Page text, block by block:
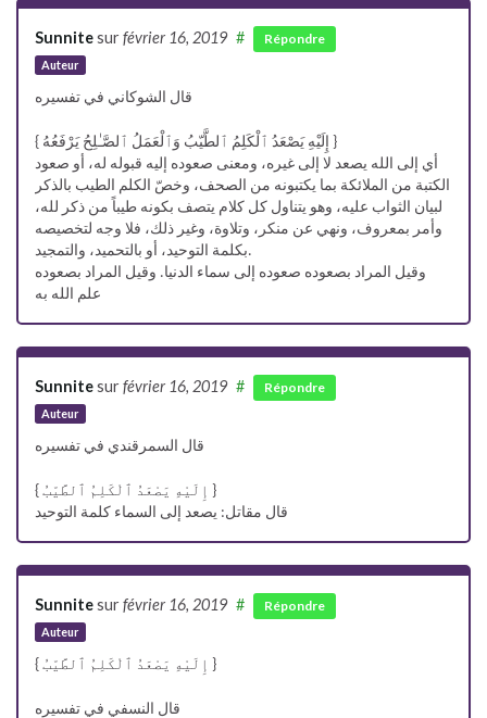
Sunnitesur février 16, 2019
Auteur
# Répondre
قال الشوكاني في تفسيره
{ إِلَيْهِ يَصْعَدُ ٱلْكَلِمُ ٱلطَّيّبُ وَٱلْعَمَلُ ٱلصَّـٰلِحُ يَرْفَعُهُ }
أي إلى الله يصعد لا إلى غيره، ومعنى صعوده إليه قبوله له، أو صعود
الكتبة من الملائكة بما يكتبونه من الصحف، وخصّ الكلم الطيب بالذكر
لبيان الثواب عليه، وهو يتناول كل كلام يتصف بكونه طيباً من ذكر لله،
وأمر بمعروف، ونهي عن منكر، وتلاوة، وغير ذلك، فلا وجه لتخصيصه
بكلمة التوحيد، أو بالتحميد، والتمجيد.
وقيل المراد بصعوده صعوده إلى سماء الدنيا. وقيل المراد بصعوده
علم الله به
Sunnitesur février 16, 2019
Auteur
# Répondre
قال السمرقندي في تفسيره
{ إِلَيْهِ يَصْعَدُ ٱلْكَلِمُ ٱلطَّيّبُ }
قال مقاتل: يصعد إلى السماء كلمة التوحيد
Sunnitesur février 16, 2019
Auteur
# Répondre
{ إِلَيْهِ يَصْعَدُ ٱلْكَلِمُ ٱلطَّيّبُ }
قال النسفي في تفسيره